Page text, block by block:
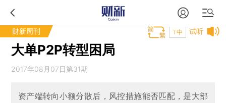
财新周刊 试听
T中
大单P2P转型困局
2017年08月07日第31期
资产端转向小额分散后，风控措施能否匹配，是大部